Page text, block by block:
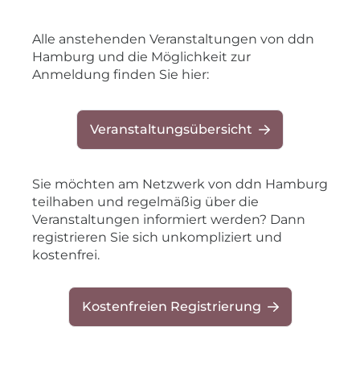
​Alle anstehenden Veranstaltungen von ddn
Hamburg und die Möglichkeit zur
Anmeldung finden Sie hier:
Veranstaltungsübersicht
Sie möchten am Netzwerk von ddn Hamburg
teilhaben und regelmäßig über die
Veranstaltungen informiert werden? Dann
registrieren Sie sich unkompliziert und
kostenfrei.
Kostenfreien Registrierung